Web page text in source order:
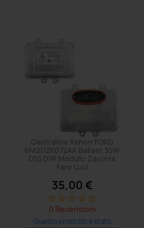
Centralina Xenon FORD
6M2112K072AA Ballast 35W
D1S D1R Modulo Zavorra
Faro Luci
35,00 €
star_border star_border star_border star_border star_border
0 Recensioni
Questo prodotto è stato